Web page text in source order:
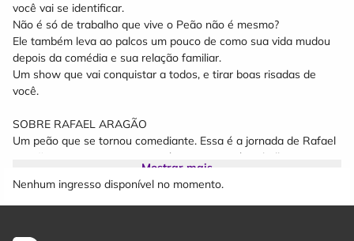
você vai se identificar.
Não é só de trabalho que vive o Peão não é mesmo?
Ele também leva ao palcos um pouco de como sua vida mudou
depois da comédia e sua relação familiar.
Um show que vai conquistar a todos, e tirar boas risadas de
você.
SOBRE RAFAEL ARAGÃO
Um peão que se tornou comediante. Essa é a jornada de Rafael
Aragão, que nasceu em Araucária, no Paraná, trabalhou por 17
produzir risadas.
Mostrar mais
Nenhum ingresso disponível no momento.